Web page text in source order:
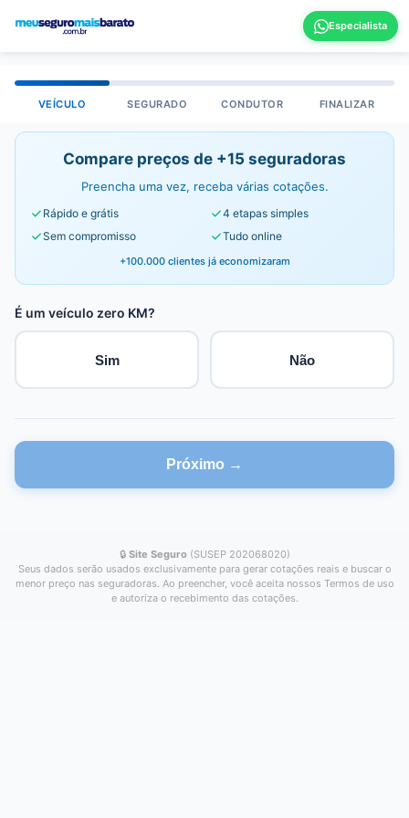
VEÍCULO SEGURADO CONDUTOR FINALIZAR
Compare preços de +15 seguradoras
Preencha uma vez, receba várias cotações.
Rápido e grátis
4 etapas simples
Sem compromisso
Tudo online
+100.000 clientes já economizaram
É um veículo zero KM?
Sim Não
Próximo →
🔒 Site Seguro (SUSEP 202068020)
Seus dados serão usados exclusivamente para gerar cotações reais e buscar o
menor preço nas seguradoras. Ao preencher, você aceita nossos Termos de uso
e autoriza o recebimento das cotações.